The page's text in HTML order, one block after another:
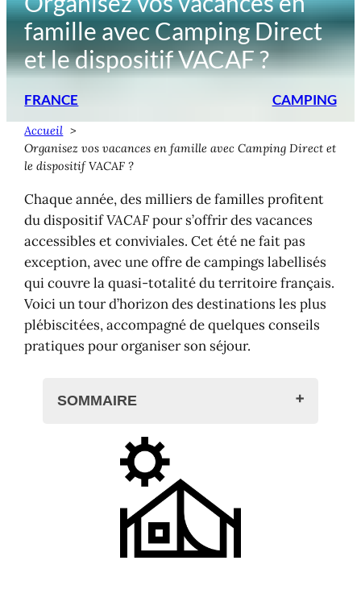
famille avec Camping Direct
et le dispositif VACAF ?
FRANCE CAMPING
Accueil
Organisez vos vacances en famille avec Camping Direct et
le dispositif VACAF ?
Chaque année, des milliers de familles profitent
du dispositifVACAFpour s’offrir des vacances
accessibles et conviviales. Cet été ne fait pas
exception, avec une offre de campings labellisés
qui couvre la quasi-totalité du territoire français.
Voici un tour d’horizon des destinations les plus
plébiscitées, accompagné de quelques conseils
pratiques pour organiser son séjour.
SOMMAIRE
VACAF, un dispositif adapté à toutes
les envies
VACAF en bref
Où partir avec l'aide aux vacances
La Méditerranée : entre plaisirs